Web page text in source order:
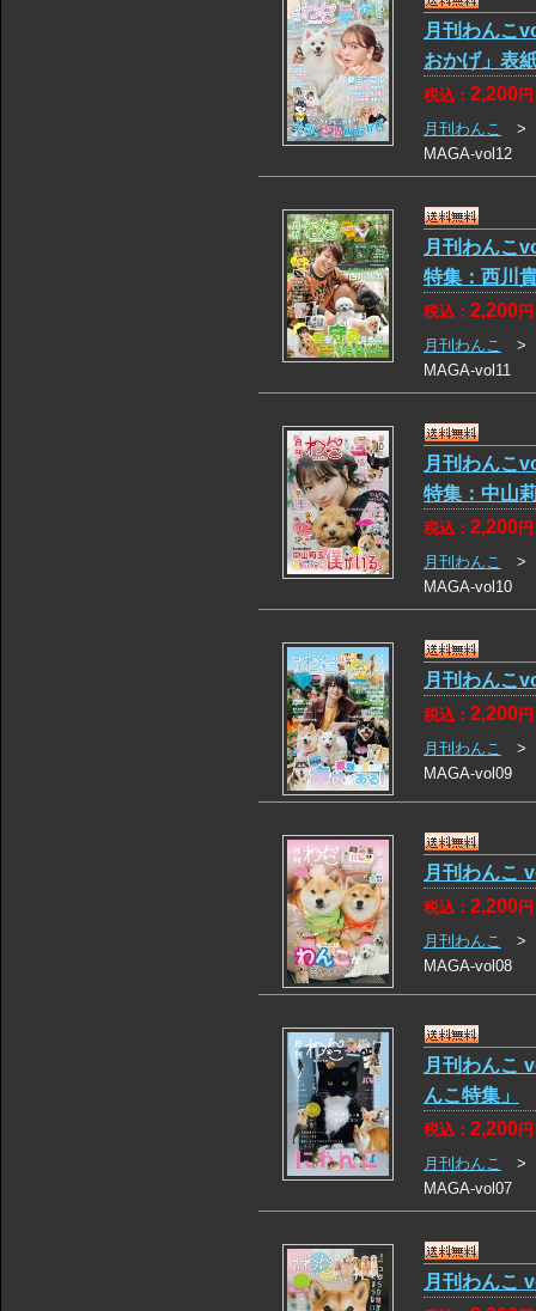
月刊わんこ
おかげ」表
税込： 2,200円
月刊わんこ
MAGA-vol12
月刊わんこ
特集：西川
税込： 2,200円
月刊わんこ
MAGA-vol11
月刊わんこ
特集：中山
税込： 2,200円
月刊わんこ
MAGA-vol10
月刊わんこ
税込： 2,200円
月刊わんこ
MAGA-vol09
月刊わんこ
税込： 2,200円
月刊わんこ
MAGA-vol08
月刊わんこ
んこ特集」
税込： 2,200円
月刊わんこ
MAGA-vol07
月刊わんこ